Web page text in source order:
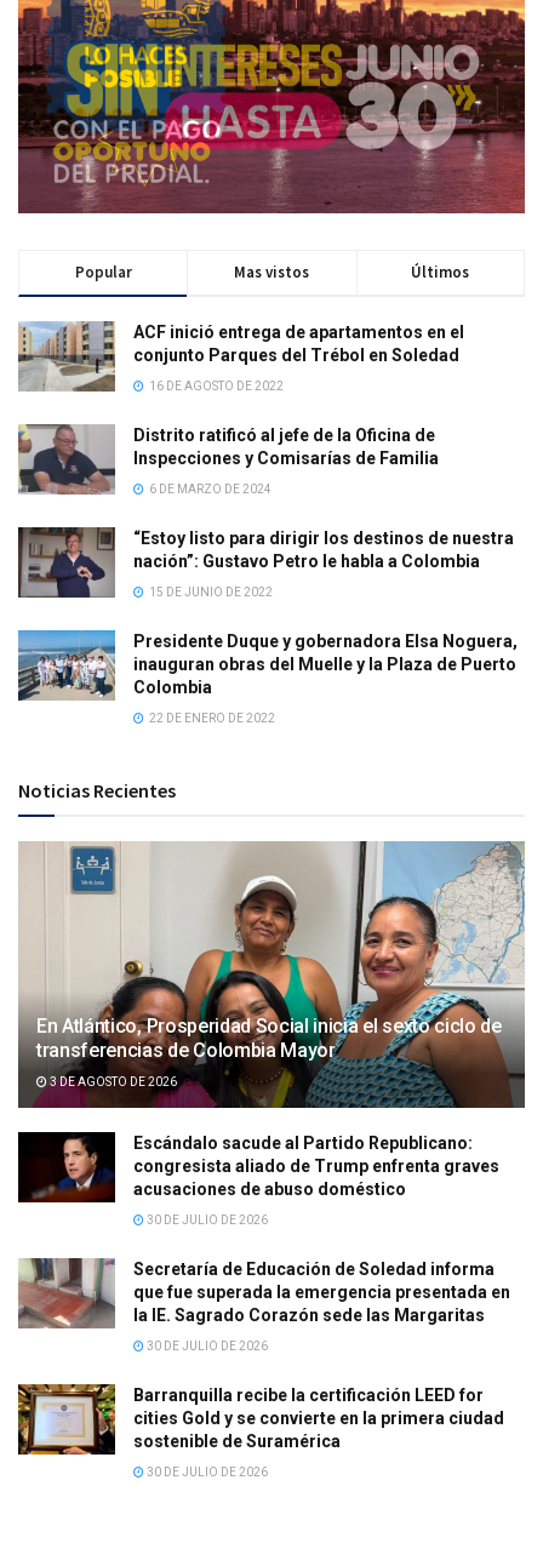
Popular Mas vistos Últimos
ACF inició entrega de apartamentos en el
conjunto Parques del Trébol en Soledad
16 DE AGOSTO DE 2022
Distrito ratificó al jefe de la Oficina de
Inspecciones y Comisarías de Familia
6 DE MARZO DE 2024
“Estoy listo para dirigir los destinos de nuestra
nación”: Gustavo Petro le habla a Colombia
15 DE JUNIO DE 2022
Presidente Duque y gobernadora Elsa Noguera,
inauguran obras del Muelle y la Plaza de Puerto
Colombia
22 DE ENERO DE 2022
Noticias Recientes
En Atlántico, Prosperidad Social inicia el sexto ciclo de
transferencias de Colombia Mayor
3 DE AGOSTO DE 2026
Escándalo sacude al Partido Republicano:
congresista aliado de Trump enfrenta graves
acusaciones de abuso doméstico
30 DE JULIO DE 2026
Secretaría de Educación de Soledad informa
que fue superada la emergencia presentada en
la IE. Sagrado Corazón sede las Margaritas
30 DE JULIO DE 2026
Barranquilla recibe la certificación LEED for
cities Gold y se convierte en la primera ciudad
sostenible de Suramérica
30 DE JULIO DE 2026